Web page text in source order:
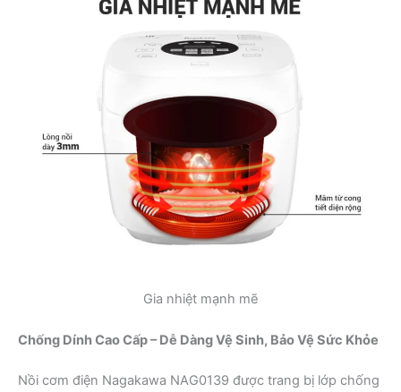
Gia nhiệt mạnh mẽ
Chống Dính Cao Cấp – Dễ Dàng Vệ Sinh, Bảo Vệ Sức Khỏe
Nồi cơm điện Nagakawa NAG0139 được trang bị lớp chống